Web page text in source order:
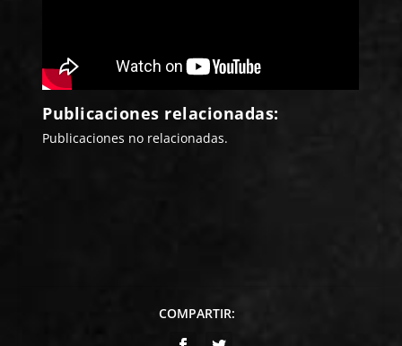
Publicaciones relacionadas:
Publicaciones no relacionadas.
COMPARTIR: